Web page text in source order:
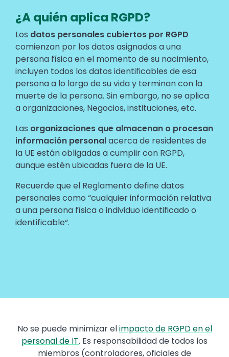
Text
¿A quién aplica RGPD?
Los datos personales cubiertos por RGPD
comienzan por los datos asignados a una
persona física en el momento de su nacimiento,
incluyen todos los datos identificables de esa
persona a lo largo de su vida y terminan con la
muerte de la persona. Sin embargo, no se aplica
a organizaciones, Negocios, instituciones, etc.
Las organizaciones que almacenan o procesan
información personal acerca de residentes de
la UE están obligadas a cumplir con RGPD,
aunque estén ubicadas fuera de la UE.
Recuerde que el Reglamento define datos
personales como “cualquier información relativa
a una persona física o individuo identificado o
identificable“.
No se puede minimizar elimpacto de RGPD en el
personal de IT. Es responsabilidad de todos los
miembros (controladores, oficiales de